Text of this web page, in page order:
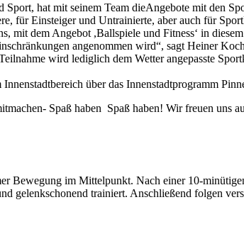
hat mit seinem Team dieAngebote mit den
für Einsteiger und Untrainierte, aber auch für
mit dem Angebot ,Ballspiele und Fitness‘ in
angenommen wird“, sagt Heiner
wird lediglich dem Wetter angepasste
über das Innenstadtprogramm
Spaß haben Spaß haben! Wir freuen
Bewegung im Mittelpunkt. Nach einer 10-
gelenkschonend trainiert. Anschließend folgen